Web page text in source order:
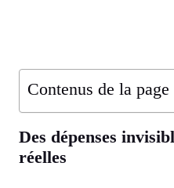
Contenus de la page
Des dépenses
réelles